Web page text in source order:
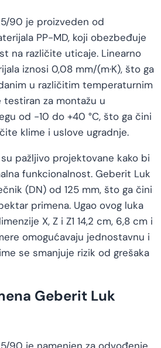
90 je proizveden od
PP-MD, koji obezbeđuje
na različite uticaje. Linearno
iznosi 0,08 mm/(m·K), što ga
u različitim temperaturnim
testiran za montažu u
od -10 do +40 °C, što ga čini
klime i uslove ugradnje.
pažljivo projektovane kako bi
funkcionalnost. Geberit Luk
(DN) od 125 mm, što ga čini
primena. Ugao ovog luka
X, Z i Z1 14,2 cm, 6,8 cm i
omogućavaju jednostavnu i
se smanjuje rizik od grešaka
Geberit Luk